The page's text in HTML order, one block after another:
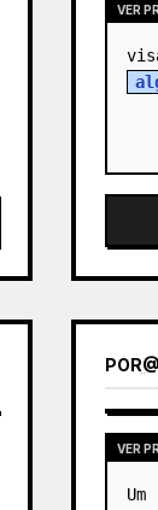
VER
POR@
VER